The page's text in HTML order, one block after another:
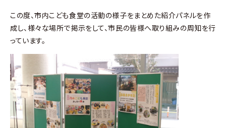
この度、市内こども食堂の活動の様子をまとめた紹介パネルを作
成し、様々な場所で掲示をして、市民の皆様へ取り組みの周知を行
っています。